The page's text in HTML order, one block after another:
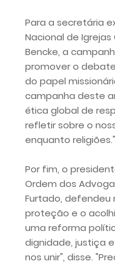
Para a secretária
Nacional de
Bencke, a
promover o
do papel
campanha deste
ética global de
refletir sobre o
enquanto religiões."
Por fim, o
Ordem dos
Furtado, defendeu
proteção e o
uma reforma
dignidade, justiça
nos unir", disse.